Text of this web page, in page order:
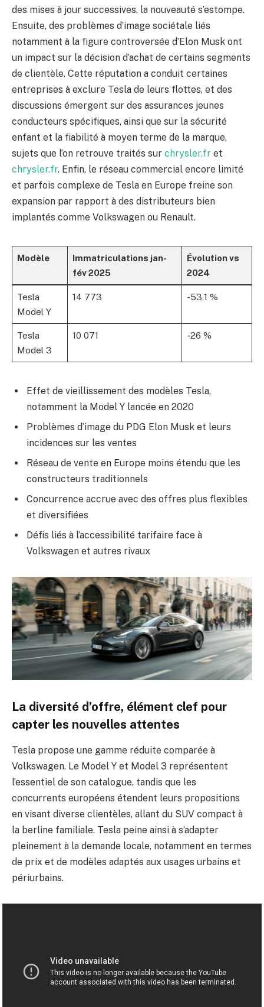
des mises à jour successives, la nouveauté s’estompe.
Ensuite, des problèmes d’image sociétale liés
notamment à la figure controversée d’Elon Musk ont
un impact sur la décision d’achat de certains segments
de clientèle. Cette réputation a conduit certaines
entreprises à exclure Tesla de leurs flottes, et des
discussions émergent sur des assurances jeunes
conducteurs spécifiques, ainsi que sur la sécurité
enfant et la fiabilité à moyen terme de la marque,
sujets que l’on retrouve traités sur chrysler.fr et
chrysler.fr. Enfin, le réseau commercial encore limité
et parfois complexe de Tesla en Europe freine son
expansion par rapport à des distributeurs bien
implantés comme Volkswagen ou Renault.
Modèle
Immatriculations jan-
fév 2025
Évolution vs
2024
Tesla
Model Y
14 773 -53,1 %
Tesla
Model 3
10 071 -26 %
Effet de vieillissement des modèles Tesla,
notamment la Model Y lancée en 2020
Problèmes d’image du PDG Elon Musk et leurs
incidences sur les ventes
Réseau de vente en Europe moins étendu que les
constructeurs traditionnels
Concurrence accrue avec des offres plus flexibles
et diversifiées
Défis liés à l’accessibilité tarifaire face à
Volkswagen et autres rivaux
La diversité d’offre, élément clef pour
capter les nouvelles attentes
Tesla propose une gamme réduite comparée à
Volkswagen. Le Model Y et Model 3 représentent
l’essentiel de son catalogue, tandis que les
concurrents européens étendent leurs propositions
en visant diverse clientèles, allant du SUV compact à
la berline familiale. Tesla peine ainsi à s’adapter
pleinement à la demande locale, notamment en termes
de prix et de modèles adaptés aux usages urbains et
périurbains.